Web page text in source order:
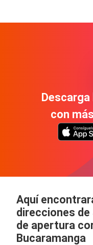
con
Aquí
direcciones
de apertura
Bucaramanga